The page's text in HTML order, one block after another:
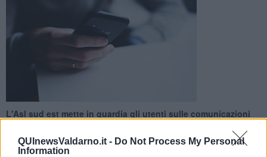
QUInewsValdarno.it - Do Not Process My Personal
Information
L'Asl sud est mette in guardia gli utenti sulle comunicazioni
chiamate i numeri indicati"